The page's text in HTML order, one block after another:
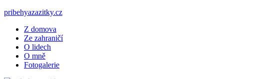
Skip
content
pribehyazazitky.cz
– karavenem napříč světem
Z domova
Ze zahraničí
O lidech
O mně
Fotogalerie